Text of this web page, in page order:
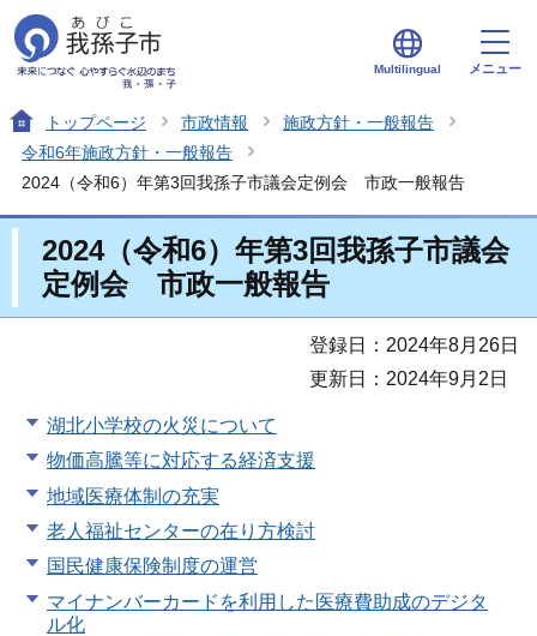
Multilingual メニュー
トップページ 市政情報
施政方針・一般報告
令和6年施政方針・一般報告
2024（令和6）年第3回我孫子市議会定例会 市政一般報告
2024（令和6）年第3回我孫子市議会
定例会 市政一般報告
登録日：2024年8月26日
更新日：2024年9月2日
湖北小学校の火災について
物価高騰等に対応する経済支援
地域医療体制の充実
老人福祉センターの在り方検討
国民健康保険制度の運営
マイナンバーカードを利用した医療費助成のデジタ
ル化